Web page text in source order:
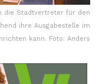
die Stadtvertreter für den
ihre Ausgabestelle im
kann. Foto: Anders